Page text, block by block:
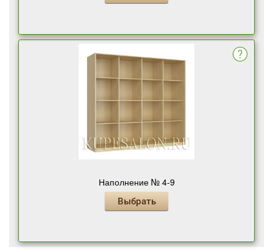
Наполнение № 4-9
Выбрать